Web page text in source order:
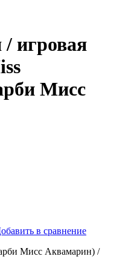
игровая
Мисс
в сравнение
Мисс Аквамарин) /